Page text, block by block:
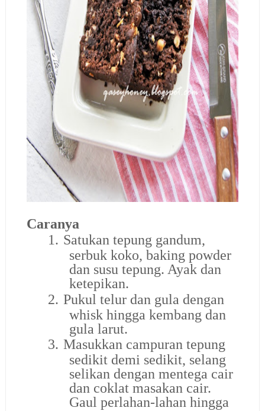
Caranya
1. Satukan tepung gandum,
serbuk koko, baking powder
dan susu tepung. Ayak dan
ketepikan.
2. Pukul telur dan gula dengan
whisk hingga kembang dan
gula larut.
3. Masukkan campuran tepung
sedikit demi sedikit, selang
selikan dengan mentega cair
dan coklat masakan cair.
Gaul perlahan-lahan hingga